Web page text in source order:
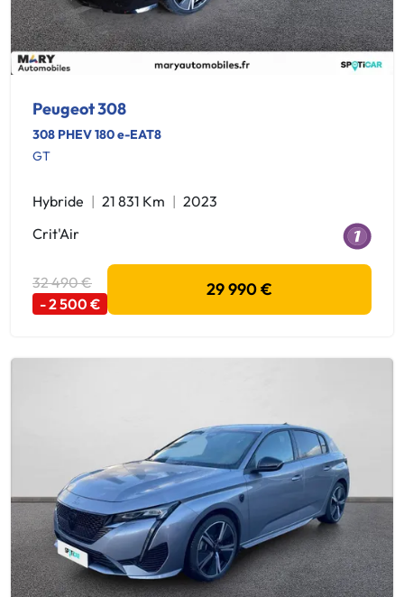
Peugeot 308
308 PHEV 180 e-EAT8
GT
Hybride 21 831 Km
2023
Crit'Air
32 490 €
- 2 500 €
29 990 €